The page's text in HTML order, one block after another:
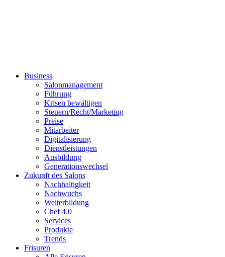
Business
Salonmanagement
Führung
Krisen bewältigen
Steuern/Recht/Marketing
Preise
Mitarbeiter
Digitalisierung
Dienstleistungen
Ausbildung
Generationswechsel
Zukunft des Salons
Nachhaltigkeit
Nachwuchs
Weiterbildung
Chef 4.0
Services
Produkte
Trends
Frisuren